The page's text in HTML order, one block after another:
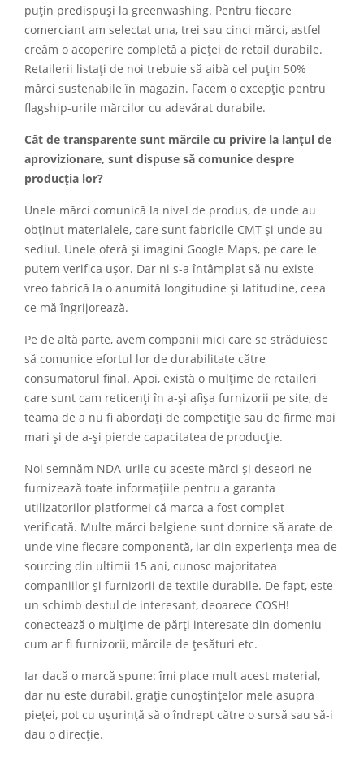
puțin predispuși la greenwashing. Pentru fiecare
comerciant am selectat una, trei sau cinci mărci, astfel
creăm o acoperire completă a pieței de retail durabile.
Retailerii listați de noi trebuie să aibă cel puțin 50%
mărci sustenabile în magazin. Facem o excepție pentru
flagship-urile mărcilor cu adevărat durabile.
Cât de transparente sunt mărcile cu privire la lanțul de
aprovizionare, sunt dispuse să comunice despre
producția lor?
Unele mărci comunică la nivel de produs, de unde au
obținut materialele, care sunt fabricile CMT și unde au
sediul. Unele oferă și imagini Google Maps, pe care le
putem verifica ușor. Dar ni s-a întâmplat să nu existe
vreo fabrică la o anumită longitudine și latitudine, ceea
ce mă îngrijorează.
Pe de altă parte, avem companii mici care se străduiesc
să comunice efortul lor de durabilitate către
consumatorul final. Apoi, există o mulțime de retaileri
care sunt cam reticenți în a-și afișa furnizorii pe site, de
teama de a nu fi abordați de competiție sau de firme mai
mari și de a-și pierde capacitatea de producție.
Noi semnăm NDA-urile cu aceste mărci și deseori ne
furnizează toate informațiile pentru a garanta
utilizatorilor platformei că marca a fost complet
verificată. Multe mărci belgiene sunt dornice să arate de
unde vine fiecare componentă, iar din experiența mea de
sourcing din ultimii 15 ani, cunosc majoritatea
companiilor și furnizorii de textile durabile. De fapt, este
un schimb destul de interesant, deoarece COSH!
conectează o mulțime de părți interesate din domeniu
cum ar fi furnizorii, mărcile de țesături etc.
Iar dacă o marcă spune: îmi place mult acest material,
dar nu este durabil, grație cunoștințelor mele asupra
pieței, pot cu ușurință să o îndrept către o sursă sau să-i
dau o direcție.